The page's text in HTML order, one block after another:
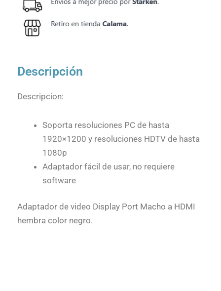
Descripción
Descripcion:
Soporta resoluciones PC de hasta
1920×1200 y resoluciones HDTV de hasta
1080p
Adaptador fácil de usar, no requiere
software
Adaptador de video Display Port Macho a HDMI
hembra color negro.